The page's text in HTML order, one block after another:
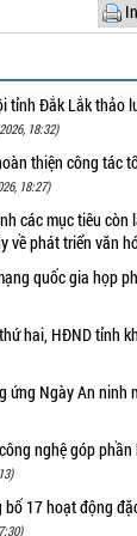
quy
2030,
của các
phục vụ cơ
chung
trong
mô hình
tháng 4
thúc đẩy
tỉnh
thực
công
In
tỉnh Đắk Lắk thảo
18:32)
thiện công tác
18:27)
các mục tiêu còn
về phát triển văn
quốc gia họp
hai, HĐND tỉnh
ứng Ngày An ninh
nghệ góp
17 hoạt động